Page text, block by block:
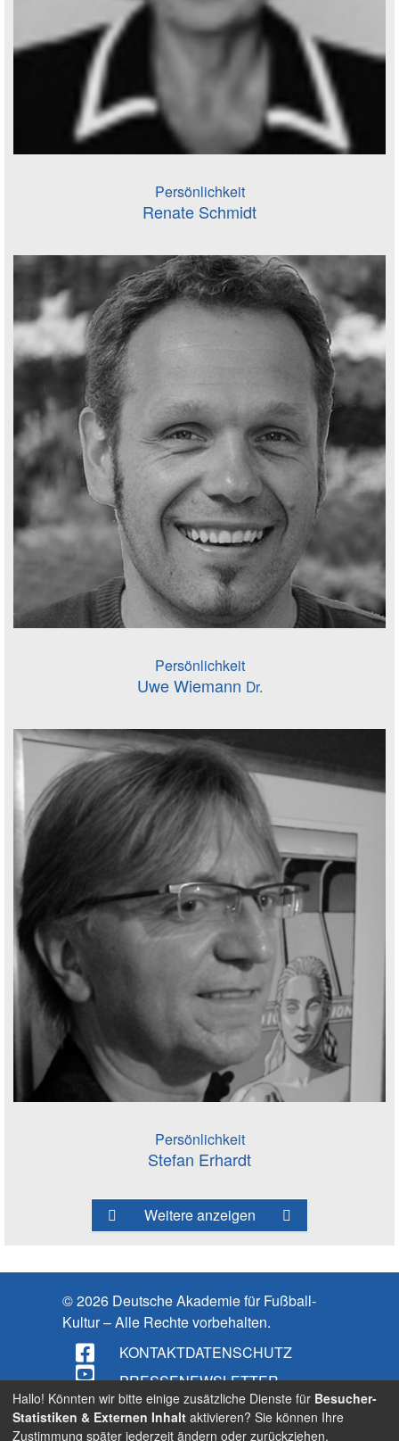
Persönlichkeit
Renate Schmidt
Persönlichkeit
Uwe Wiemann Dr.
Persönlichkeit
Stefan Erhardt
Weitere anzeigen
© 2026 Deutsche Akademie für Fußball-
Kultur – Alle Rechte vorbehalten.
KONTAKTDATENSCHUTZ
PRESSENEWSLETTER
IMPRESSUM
Hallo! Könnten wir bitte einige zusätzliche Dienste für Besucher-
Statistiken & Externen Inhalt aktivieren? Sie können Ihre
Zustimmung später jederzeit ändern oder zurückziehen.